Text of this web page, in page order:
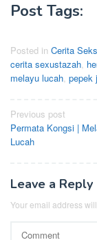
Post Tags:
Posted in Cerita
cerita sexustazah,
melayu lucah, pepek
Post
navigation
Previous post
Permata Kongsi |
Lucah
Leave a Reply
Your email address